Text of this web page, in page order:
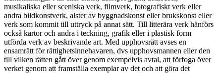
musikaliska eller sceniska verk, filmverk, fotografiskt verk eller
andra bildkonstverk, alster av byggnadskonst eller brukskonst eller
verk som kommit till uttryck på annat sätt. Till litterära verk hänförs
också kartor och andra i teckning, grafik eller i plastisk form
utförda verk av beskrivande art. Med upphovsrätt avses en
ensamrätt för rättighetsinnehavaren, dvs upphovsmannen eller den
till vilken rätten gått över genom exempelvis avtal, att förfoga över
verket genom att framställa exemplar av det och att göra det